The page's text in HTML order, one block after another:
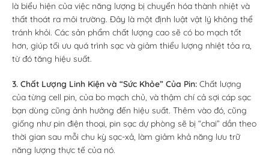
là biểu hiện của việc năng lượng bị chuyển hóa thành nhiệt và
thất thoát ra môi trường. Đây là một định luật vật lý không thể
tránh khỏi. Các sản phẩm chất lượng cao sẽ có bo mạch tốt
hơn, giúp tối ưu quá trình sạc và giảm thiểu lượng nhiệt tỏa ra,
từ đó tăng hiệu suất.
3. Chất Lượng Linh Kiện và “Sức Khỏe” Của Pin: Chất lượng
của từng cell pin, của bo mạch chủ, và thậm chí cả sợi cáp sạc
bạn dùng cũng ảnh hưởng đến hiệu suất. Thêm vào đó, cũng
giống như pin điện thoại, pin sạc dự phòng sẽ bị “chai” dần theo
thời gian sau mỗi chu kỳ sạc-xả, làm giảm khả năng lưu trữ
năng lượng thực tế của nó.